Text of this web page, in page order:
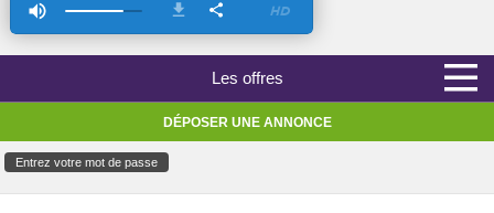
Les offres
DÉPOSER UNE ANNONCE
Entrez votre mot de passe